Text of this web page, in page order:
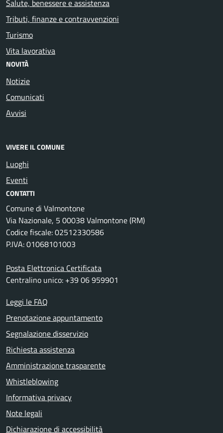
Salute, benessere e assistenza
Tributi, finanze e contravvenzioni
Turismo
Vita lavorativa
NOVITÀ
Notizie
Comunicati
Avvisi
VIVERE IL COMUNE
Luoghi
Eventi
CONTATTI
Comune di Valmontone
Via Nazionale, 5 00038 Valmontone (RM)
Codice fiscale: 02512330586
P.IVA: 01068101003
Posta Elettronica Certificata
Centralino unico: +39 06 959901
Leggi le FAQ
Prenotazione appuntamento
Segnalazione disservizio
Richiesta assistenza
Amministrazione trasparente
Whistleblowing
Informativa privacy
Note legali
Dichiarazione di accessibilità